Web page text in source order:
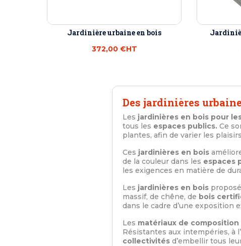
Jardinière urbaine en bois
372,00 €HT
Des jardinières
Les jardinières en bois pour
tous les espaces publics. Ce
plantes, afin de varier les
Ces jardinières en bois
de la couleur dans les espaces
les exigences en matière de
Les jardinières en bois
massif, de chêne, de bois
dans le cadre d’une exposition
Les matériaux de composition
Résistantes aux intempéries, à
collectivités d’embellir tous